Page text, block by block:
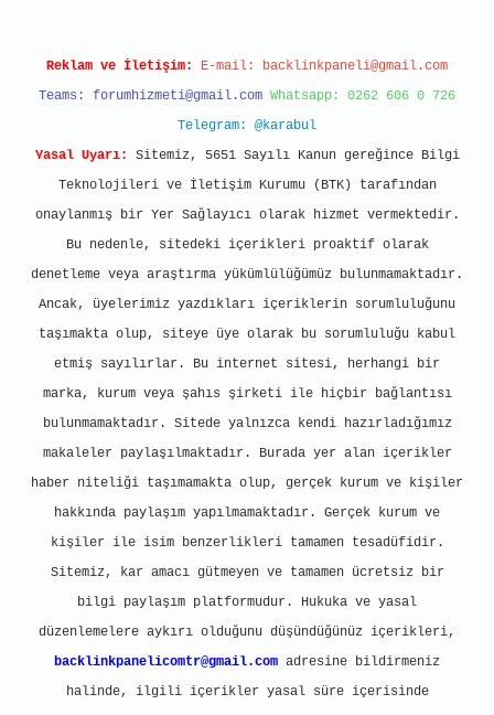
Reklam ve İletişim: E-mail: backlinkpaneli@gmail.com
Teams: forumhizmeti@gmail.com Whatsapp: 0262 606 0 726
Telegram: @karabul
Yasal Uyarı:
Sitemiz, 5651 Sayılı Kanun gereğince Bilgi
Teknolojileri ve İletişim Kurumu (BTK) tarafından
onaylanmış bir Yer Sağlayıcı olarak hizmet vermektedir.
Bu nedenle, sitedeki içerikleri proaktif olarak
denetleme veya araştırma yükümlülüğümüz bulunmamaktadır.
Ancak, üyelerimiz yazdıkları içeriklerin sorumluluğunu
taşımakta olup, siteye üye olarak bu sorumluluğu kabul
etmiş sayılırlar. Bu internet sitesi, herhangi bir
marka, kurum veya şahıs şirketi ile hiçbir bağlantısı
bulunmamaktadır. Sitede yalnızca kendi hazırladığımız
makaleler paylaşılmaktadır. Burada yer alan içerikler
haber niteliği taşımamakta olup, gerçek kurum ve kişiler
hakkında paylaşım yapılmamaktadır. Gerçek kurum ve
kişiler ile isim benzerlikleri tamamen tesadüfidir.
Sitemiz, kar amacı gütmeyen ve tamamen ücretsiz bir
bilgi paylaşım platformudur. Hukuka ve yasal
düzenlemelere aykırı olduğunu düşündüğünüz içerikleri,
backlinkpanelicomtr@gmail.com adresine bildirmeniz
halinde, ilgili içerikler yasal süre içerisinde